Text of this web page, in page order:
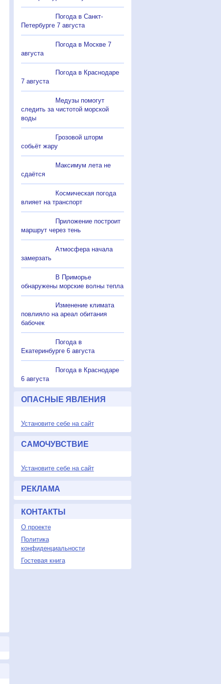
Погода в Санкт-
Петербурге 7 августа
Погода в Москве 7
августа
Погода в Краснодаре
7 августа
Медузы помогут
следить за чистотой морской
воды
Грозовой шторм
собьёт жару
Максимум лета не
сдаётся
Космическая погода
влияет на транспорт
Приложение построит
маршрут через тень
Атмосфера начала
замерзать
В Приморье
обнаружены морские волны тепла
Изменение климата
повлияло на ареал обитания
бабочек
Погода в
Екатеринбурге 6 августа
Погода в Краснодаре
6 августа
ОПАСНЫЕ ЯВЛЕНИЯ
Установите себе на сайт
САМОЧУВСТВИЕ
Установите себе на сайт
РЕКЛАМА
КОНТАКТЫ
О проекте
Политика
конфиденциальности
Гостевая книга